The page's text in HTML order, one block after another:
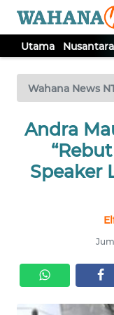
Utama Nusantara
Wahana News
Andra
Speaker
TV
Tutup
UTAMA
NUSANTARA
SERBI
LABUAN